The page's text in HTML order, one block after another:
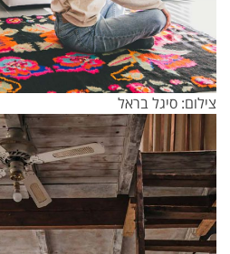
צילום: סיגל בראל